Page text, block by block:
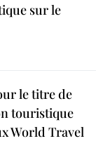
sur le
le titre de
touristique
World Travel